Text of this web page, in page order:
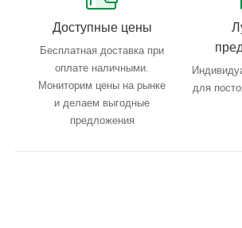
Доступные цены
Бесплатная доставка при
оплате наличными.
Мониторим цены на рынке
и делаем выгодные
предложения
для